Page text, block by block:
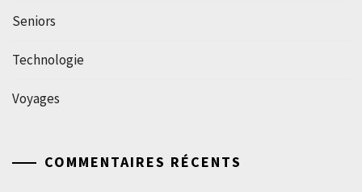
Seniors
Technologie
Voyages
COMMENTAIRES RÉCENTS